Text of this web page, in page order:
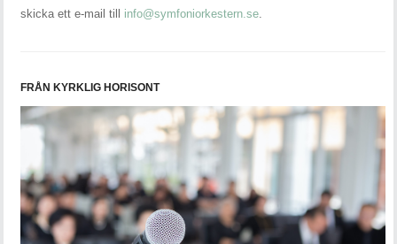
skicka ett e-mail till info@symfoniorkestern.se
FRÅN KYRKLIG HORISONT